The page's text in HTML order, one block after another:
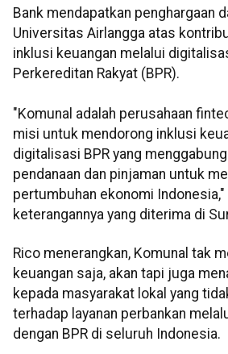
Bank mendapatkan penghargaan
Universitas Airlangga atas
inklusi keuangan melalui
Perkereditan Rakyat (BPR).
"Komunal adalah perusahaan
misi untuk mendorong inklusi
digitalisasi BPR yang
pendanaan dan pinjaman untuk
pertumbuhan ekonomi
keterangannya yang diterima di
Rico menerangkan, Komunal tak
keuangan saja, akan tapi juga
kepada masyarakat lokal yang
terhadap layanan perbankan
dengan BPR di seluruh Indonesia.